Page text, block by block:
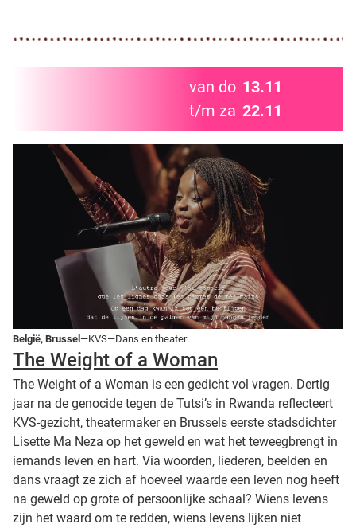
van do 13.11
t/m za 22.11
België, Brussel —KVS—Dans en theater
The Weight of a Woman
The Weight of a Woman is een gedicht vol vragen. Dertig
jaar na de genocide tegen de Tutsi’s in Rwanda reflecteert
KVS-gezicht, theatermaker en Brussels eerste stadsdichter
Lisette Ma Neza op het geweld en wat het teweegbrengt in
iemands leven en hart. Via woorden, liederen, beelden en
dans vraagt ze zich af hoeveel waarde een leven nog heeft
na geweld op grote of persoonlijke schaal? Wiens levens
zijn het waard om te redden, wiens levens lijken niet